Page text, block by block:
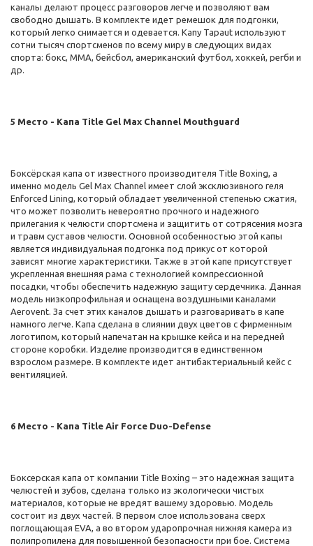
каналы делают процесс разговоров легче и позволяют вам
свободно дышать. В комплекте идет ремешок для подгонки,
который легко снимается и одевается. Капу Tapaut используют
сотни тысяч спортсменов по всему миру в следующих видах
спорта: бокс, ММА, бейсбол, американский футбол, хоккей, регби и
др.
5 Место - Капа Title Gel Max Channel Mouthguard
Боксёрская капа от известного производителя Title Boxing, а
именно модель Gel Max Channel имеет слой эксклюзивного геля
Enforced Lining, который обладает увеличенной степенью сжатия,
что может позволить невероятно прочного и надежного
прилегания к челюсти спортсмена и защитить от сотрясения мозга
и травм суставов челюсти. Основной особенностью этой капы
является индивидуальная подгонка под прикус от которой
зависят многие характеристики. Также в этой капе присутствует
укрепленная внешняя рама с технологией компрессионной
посадки, чтобы обеспечить надежную защиту сердечника. Данная
модель низкопрофильная и оснащена воздушными каналами
Aerovent. За счет этих каналов дышать и разговаривать в капе
намного легче. Капа сделана в слиянии двух цветов с фирменным
логотипом, который напечатан на крышке кейса и на передней
стороне коробки. Изделие производится в единственном
взрослом размере. В комплекте идет антибактериальный кейс с
вентиляцией.
6 Место - Капа Title Air Force Duo-Defense
Боксерская капа от компании Title Boxing – это надежная защита
челюстей и зубов, сделана только из экологически чистых
материалов, которые не вредят вашему здоровью. Модель
состоит из двух частей. В первом слое использована сверх
поглощающая EVA, а во втором ударопрочная нижняя камера из
полипропилена для повышенной безопасности при бое. Система